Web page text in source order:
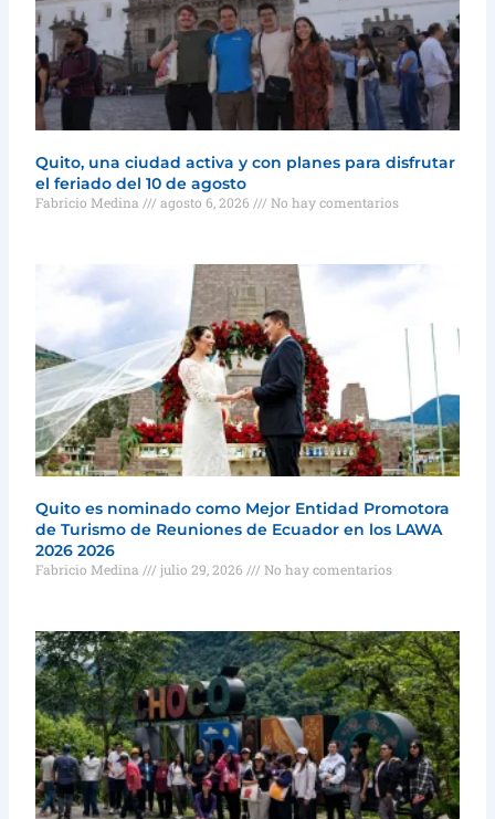
Quito, una ciudad activa y con planes para disfrutar
el feriado del 10 de agosto
Fabricio Medina agosto 6, 2026 No hay comentarios
Quito es nominado como Mejor Entidad Promotora
de Turismo de Reuniones de Ecuador en los LAWA
2026 2026
Fabricio Medina julio 29, 2026 No hay comentarios